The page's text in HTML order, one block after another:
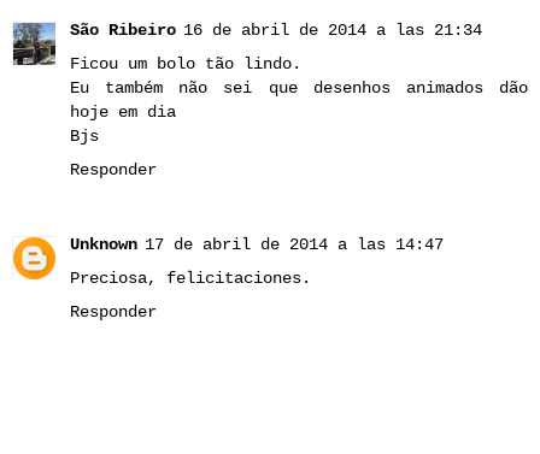
São Ribeiro 16 de abril de 2014 a las 21:34
Ficou um bolo tão lindo.
Eu também não sei que desenhos animados dão
hoje em dia
Bjs
Responder
Unknown 17 de abril de 2014 a las 14:47
Preciosa, felicitaciones.
Responder